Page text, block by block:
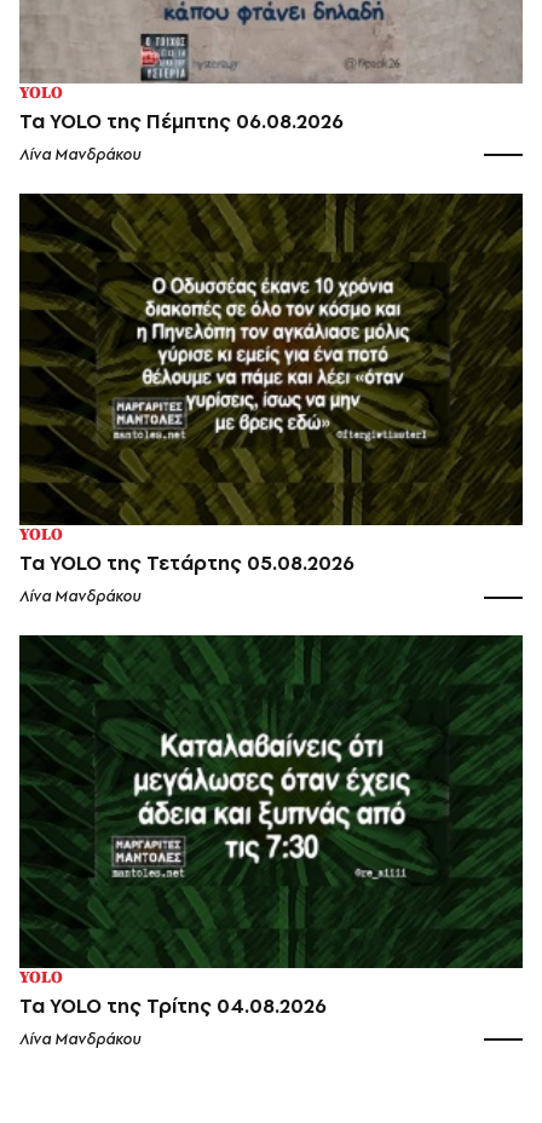
YOLO
Τα YOLO της Πέμπτης 06.08.2026
Λίνα Μανδράκου
YOLO
Τα YOLO της Τετάρτης 05.08.2026
Λίνα Μανδράκου
YOLO
Τα YOLO της Τρίτης 04.08.2026
Λίνα Μανδράκου